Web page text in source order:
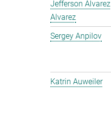
Jefferson Alvarez
Alvarez
Sergey Anpilov
Katrin Auweiler